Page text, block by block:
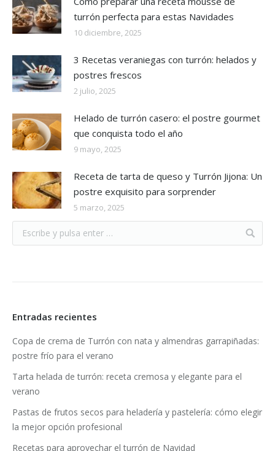
turrón perfecta para estas Navidades
10 diciembre, 2025
3 Recetas veraniegas con turrón: helados y
postres frescos
2 julio, 2025
Helado de turrón casero: el postre gourmet
que conquista todo el año
9 mayo, 2025
Receta de tarta de queso y Turrón Jijona: Un
postre exquisito para sorprender
5 marzo, 2025
Entradas recientes
Copa de crema de Turrón con nata y almendras garrapiñadas:
postre frío para el verano
Tarta helada de turrón: receta cremosa y elegante para el
verano
Pastas de frutos secos para heladería y pastelería: cómo elegir
la mejor opción profesional
Recetas para aprovechar el turrón de Navidad